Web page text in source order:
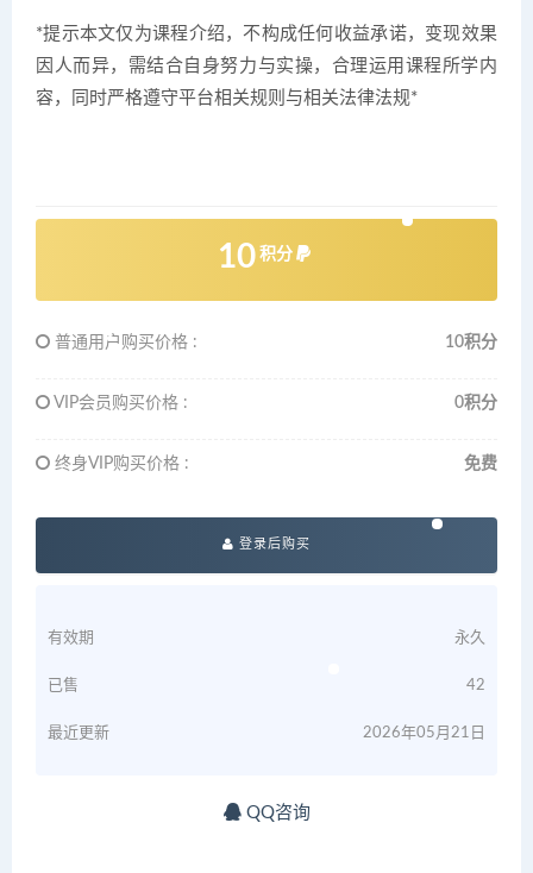
*提示本文仅为课程介绍，不构成任何收益承诺，变现效果
因人而异，需结合自身努力与实操，合理运用课程所学内
容，同时严格遵守平台相关规则与相关法律法规*
10 积分
普通用户购买价格 : 10积分
VIP会员购买价格 : 0积分
终身VIP购买价格 : 免费
登录后购买
有效期 永久
已售 42
最近更新 2026年05月21日
QQ咨询